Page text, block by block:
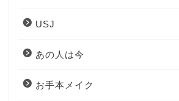
USJ
あの人は今
お手本メイク